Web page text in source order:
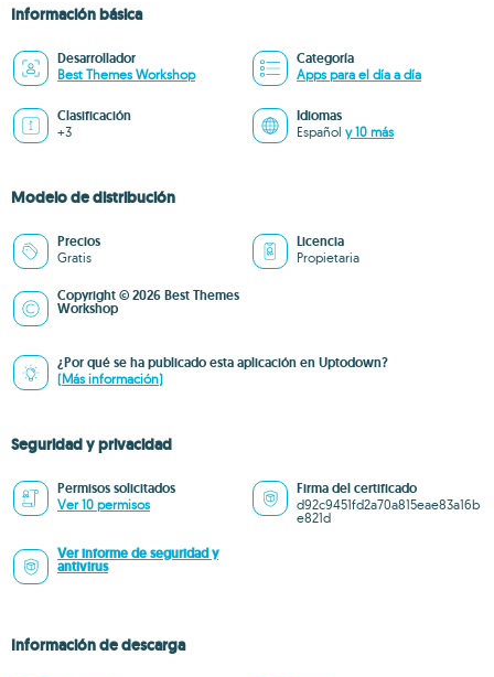
Información básica
Desarrollador
Best Themes Workshop
Categoría
Apps para el día a día
Clasificación
+3
Idiomas
Español y 10 más
Modelo de distribución
Precios
Gratis
Licencia
Propietaria
Copyright © 2026 Best Themes
Workshop
¿Por qué se ha publicado esta aplicación en Uptodown?
(Más información)
Seguridad y privacidad
Permisos solicitados
Ver 10 permisos
Firma del certificado
d92c9451fd2a70a815eae83a16b
e821d
Ver informe de seguridad y
antivirus
Información de descarga